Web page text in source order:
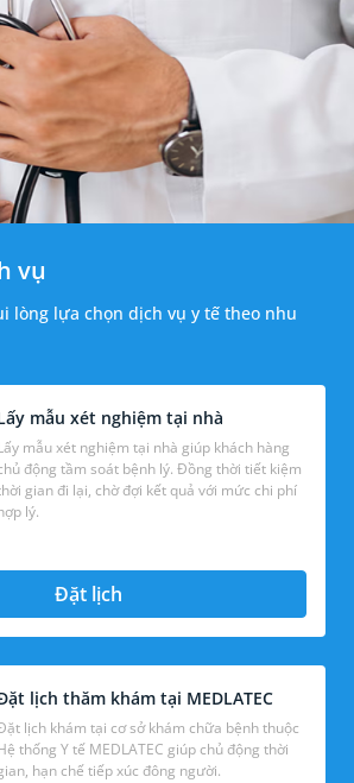
vụ
lòng lựa chọn dịch vụ y tế theo nhu
mẫu xét nghiệm tại nhà
mẫu xét nghiệm tại nhà giúp khách hàng
động tầm soát bệnh lý. Đồng thời tiết kiệm
gian đi lại, chờ đợi kết quả với mức chi phí
lý.
Đặt lịch
lịch thăm khám tại MEDLATEC
lịch khám tại cơ sở khám chữa bệnh thuộc
thống Y tế MEDLATEC giúp chủ động thời
gian, hạn chế tiếp xúc đông người.